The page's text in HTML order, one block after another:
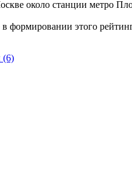
около станции метро
формировании этого
(6)